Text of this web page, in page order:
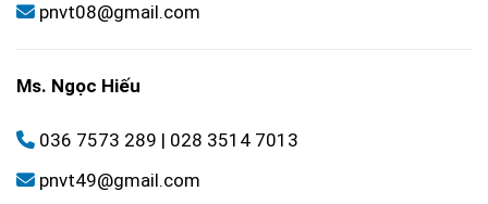
pnvt08@gmail.com
Ms. Ngọc Hiếu
036 7573 289 | 028 3514 7013
pnvt49@gmail.com